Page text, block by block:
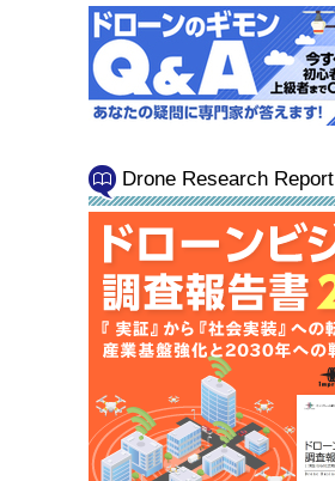
Drone Research Report